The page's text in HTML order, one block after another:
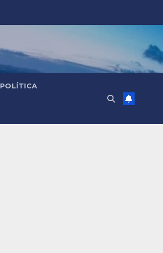
POLÍTICA